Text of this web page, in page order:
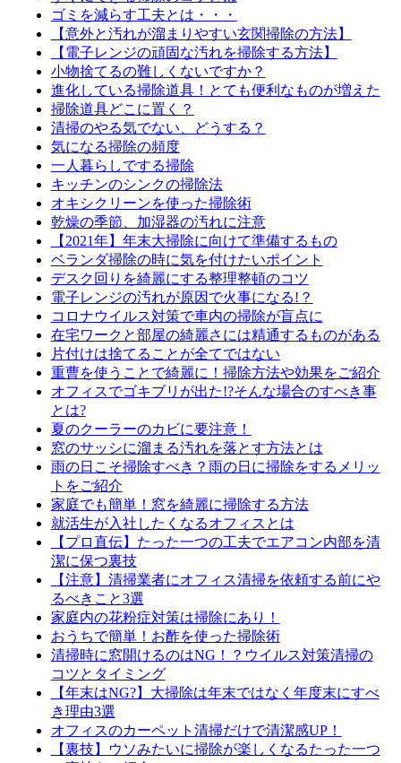
ゴミを減らす工夫とは・・・
【意外と汚れが溜まりやすい玄関掃除の方法】
【電子レンジの頑固な汚れを掃除する方法】
小物捨てるの難しくないですか？
進化している掃除道具！とても便利なものが増えた
掃除道具どこに置く？
清掃のやる気でない、どうする？
気になる掃除の頻度
一人暮らしでする掃除
キッチンのシンクの掃除法
オキシクリーンを使った掃除術
乾燥の季節、加湿器の汚れに注意
【2021年】年末大掃除に向けて準備するもの
ベランダ掃除の時に気を付けたいポイント
デスク回りを綺麗にする整理整頓のコツ
電子レンジの汚れが原因で火事になる!？
コロナウイルス対策で車内の掃除が盲点に
在宅ワークと部屋の綺麗さには精通するものがある
片付けは捨てることが全てではない
重曹を使うことで綺麗に！掃除方法や効果をご紹介
オフィスでゴキブリが出た!?そんな場合のすべき事
とは?
夏のクーラーのカビに要注意！
窓のサッシに溜まる汚れを落とす方法とは
雨の日こそ掃除すべき？雨の日に掃除をするメリッ
トをご紹介
家庭でも簡単！窓を綺麗に掃除する方法
就活生が入社したくなるオフィスとは
【プロ直伝】たった一つの工夫でエアコン内部を清
潔に保つ裏技
【注意】清掃業者にオフィス清掃を依頼する前にや
るべきこと3選
家庭内の花粉症対策は掃除にあり！
おうちで簡単！お酢を使った掃除術
清掃時に窓開けるのはNG！？ウイルス対策清掃の
コツとタイミング
【年末はNG?】大掃除は年末ではなく年度末にすべ
き理由3選
オフィスのカーペット清掃だけで清潔感UP！
【裏技】ウソみたいに掃除が楽しくなるたった一つ